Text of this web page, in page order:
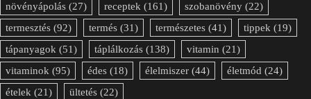
növényápolás (27) receptek (161) szobanövény (22)
termesztés (92) termés (31) természetes (41) tippek (19)
tápanyagok (51) táplálkozás (138) vitamin (21)
vitaminok (95) édes (18) élelmiszer (44) életmód (24)
ételek (21) ültetés (22)